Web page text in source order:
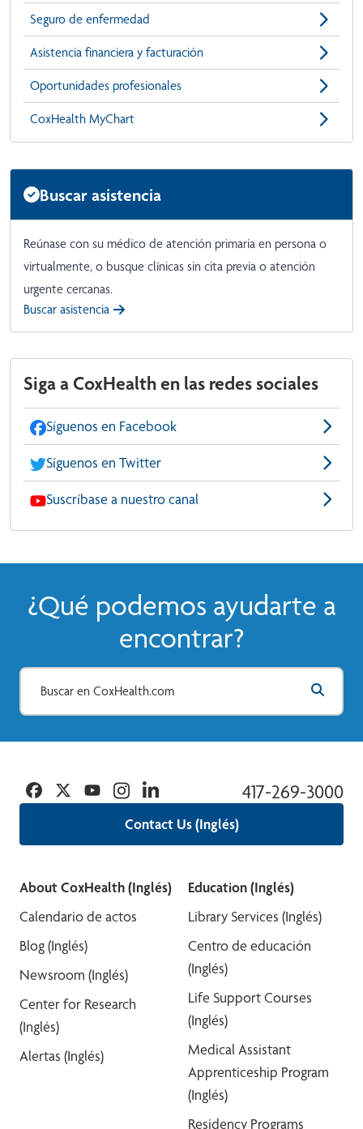
Seguro de enfermedad
Asistencia financiera y facturación
Oportunidades profesionales
CoxHealth MyChart
Buscar asistencia
Reúnase con su médico de atención primaria en persona o
virtualmente, o busque clínicas sin cita previa o atención
urgente cercanas.
Buscar asistencia
Siga a CoxHealth en las redes sociales
Síguenos en Facebook
Síguenos en Twitter
Suscríbase a nuestro canal
¿Qué podemos ayudarte a
encontrar?
Contact Us (Inglés)
417-269-3000
Facebook
TwitterYouTubeInstagramLinkedin
About CoxHealth (Inglés)
Calendario de actos
Blog (Inglés)
Newsroom (Inglés)
Center for Research
(Inglés)
Alertas (Inglés)
Education (Inglés)
Library Services (Inglés)
Centro de educación
(Inglés)
Life Support Courses
(Inglés)
Medical Assistant
Apprenticeship Program
(Inglés)
Residency Programs